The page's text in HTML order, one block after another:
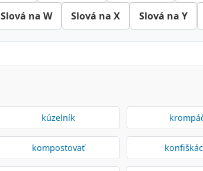
Slová na W Slová na X Slová na Y
kúzelník
kompostovať